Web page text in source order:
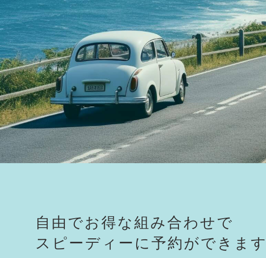
自由でお得な組み合わせで
スピーディーに予約ができます